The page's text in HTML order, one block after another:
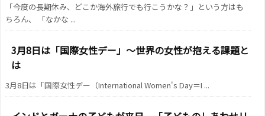
「今度の長期休み、どこか海外旅行でも行こうかな？」という方はも
ちろん、 「なかな ...
3月8日は「国際女性デー」～世界の女性が抱える課題と
は
3月8日は「国際女性デー（International Women's Day＝I ...